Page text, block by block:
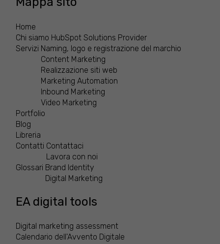
Home
Chi siamo HubSpot Solutions Provider
Servizi Naming, logo e registrazione del marchio
Content Marketing
Realizzazione siti web
Marketing Automation
Inbound Marketing
Video Marketing
Portfolio
Blog
Libreria
Contatti Contattaci
Lavora con noi
Glossari Brand Identity
Digital Marketing
EA digital tools
Digital marketing assessment
Calendario dell'Avvento Digitale